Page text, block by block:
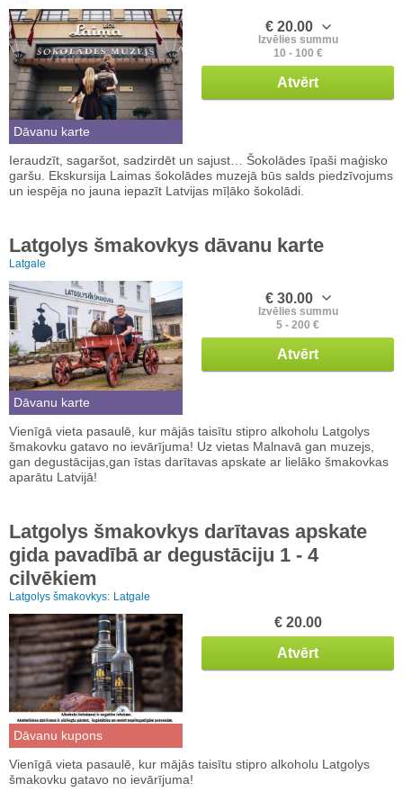
Dāvanu karte
€ 20.00
Izvēlies summu
10 - 100 €
Atvērt
Ieraudzīt, sagaršot, sadzirdēt un sajust… Šokolādes īpaši maģisko
garšu. Ekskursija Laimas šokolādes muzejā būs salds piedzīvojums
un iespēja no jauna iepazīt Latvijas mīļāko šokolādi.
Latgolys šmakovkys dāvanu karte
Latgale
Dāvanu karte
€ 30.00
Izvēlies summu
5 - 200 €
Atvērt
Vienīgā vieta pasaulē, kur mājās taisītu stipro alkoholu Latgolys
šmakovku gatavo no ievārījuma! Uz vietas Malnavā gan muzejs,
gan degustācijas,gan īstas darītavas apskate ar lielāko šmakovkas
aparātu Latvijā!
Latgolys šmakovkys darītavas apskate
gida pavadībā ar degustāciju 1 - 4
cilvēkiem
Latgolys šmakovkys: Latgale
Dāvanu kupons
€ 20.00
Atvērt
Vienīgā vieta pasaulē, kur mājās taisītu stipro alkoholu Latgolys
šmakovku gatavo no ievārījuma!